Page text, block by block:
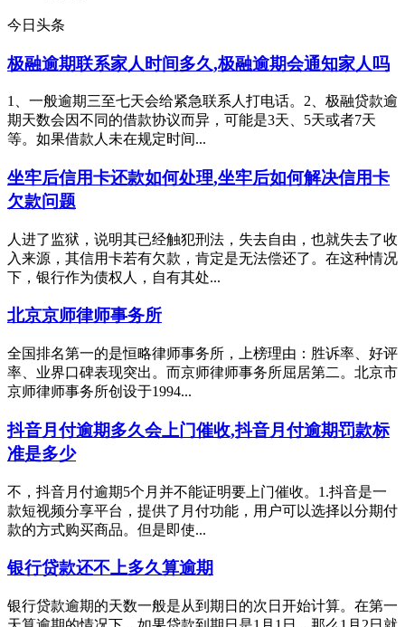
今日头条
极融逾期联系家人时间多久,极融逾期会通知家人吗
1、一般逾期三至七天会给紧急联系人打电话。2、极融贷款逾
期天数会因不同的借款协议而异，可能是3天、5天或者7天
等。如果借款人未在规定时间...
坐牢后信用卡还款如何处理,坐牢后如何解决信用卡
欠款问题
人进了监狱，说明其已经触犯刑法，失去自由，也就失去了收
入来源，其信用卡若有欠款，肯定是无法偿还了。在这种情况
下，银行作为债权人，自有其处...
北京京师律师事务所
全国排名第一的是恒略律师事务所，上榜理由：胜诉率、好评
率、业界口碑表现突出。而京师律师事务所屈居第二。北京市
京师律师事务所创设于1994...
抖音月付逾期多久会上门催收,抖音月付逾期罚款标
准是多少
不，抖音月付逾期5个月并不能证明要上门催收。1.抖音是一
款短视频分享平台，提供了月付功能，用户可以选择以分期付
款的方式购买商品。但是即使...
银行贷款还不上多久算逾期
银行贷款逾期的天数一般是从到期日的次日开始计算。在第一